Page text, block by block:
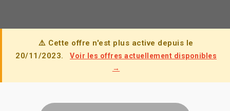
⚠️ Cette offre n'est plus active depuis le
20/11/2023.
Voir les offres actuellement disponibles
→